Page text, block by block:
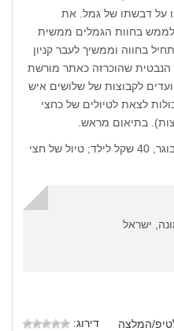
על דבשתו של גמל. את
בחוות הגמלים ממשית
בחווה וממשיך לעבר קניון
שהוכרזה כאתר מורשת
לקבוצות של שלושים איש
בנות 15-10 איש יכולות לצאת לטיולים של כחצי
בתיאום מראש.
מחיר: טיול של שעה – 50 שקל למבוגר, 40 שקל לילד; טיול של חצי
לטיפ/המלצה
דירוג: